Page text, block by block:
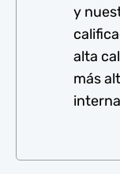
y
alta
más